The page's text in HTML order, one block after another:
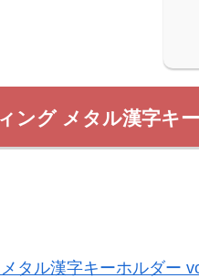
ング メタル漢字
タル漢字キーホルダ